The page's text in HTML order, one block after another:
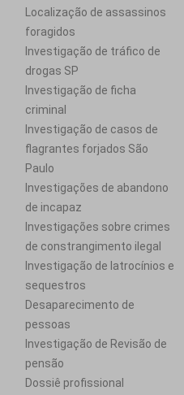
Localização de assassinos
foragidos
Investigação de tráfico de
drogas SP
Investigação de ficha
criminal
Investigação de casos de
flagrantes forjados São
Paulo
Investigações de abandono
de incapaz
Investigações sobre crimes
de constrangimento ilegal
Investigação de latrocínios e
sequestros
Desaparecimento de
pessoas
Investigação de Revisão de
pensão
Dossiê profissional